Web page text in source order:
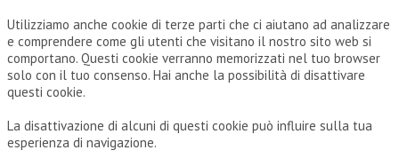
Utilizziamo anche cookie di terze parti che ci aiutano ad analizzare
e comprendere come gli utenti che visitano il nostro sito web si
comportano. Questi cookie verranno memorizzati nel tuo browser
solo con il tuo consenso. Hai anche la possibilità di disattivare
questi cookie.
La disattivazione di alcuni di questi cookie può influire sulla tua
esperienza di navigazione.